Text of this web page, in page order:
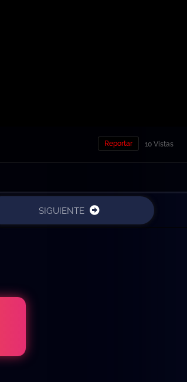
10 Vistas
Reportar
SIGUIENTE